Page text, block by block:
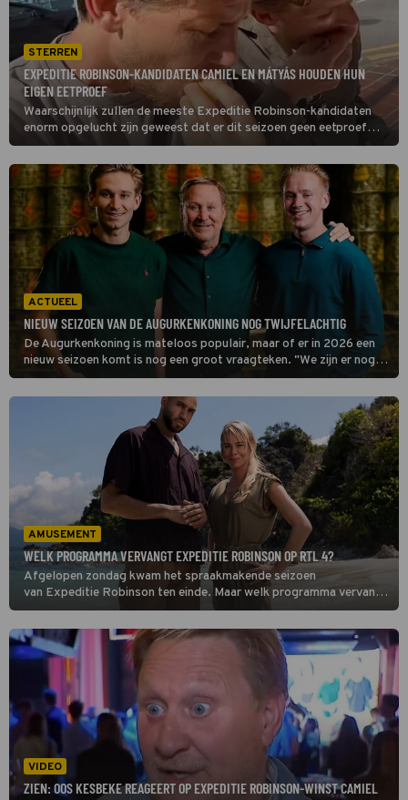
STERREN
EXPEDITIE ROBINSON-KANDIDATEN CAMIEL EN MÁTYÁS HOUDEN HUN
EIGEN EETPROEF
Waarschijnlijk zullen de meeste Expeditie Robinson-kandidaten
enorm opgelucht zijn geweest dat er dit seizoen geen eetproef
tussen zat. Camiel Kesbeke en Mátyás Bittenbinder vonden dit
blijkbaar wel jammer, want ze besloten na afloop van het
programma alsnog hun eigen eetproef te houden.
ACTUEEL
NIEUW SEIZOEN VAN DE AUGURKENKONING NOG TWIJFELACHTIG
De Augurkenkoning is mateloos populair, maar of er in 2026 een
nieuw seizoen komt is nog een groot vraagteken. "We zijn er nog
niet uit", aldus Silvian Kesbeke.
AMUSEMENT
WELK PROGRAMMA VERVANGT EXPEDITIE ROBINSON OP RTL 4?
Afgelopen zondag kwam het spraakmakende seizoen
van Expeditie Robinson ten einde. Maar welk programma vervangt
Expeditie straks op de zondagavond? Wij zochten het voor je uit!
VIDEO
ZIEN: OOS KESBEKE REAGEERT OP EXPEDITIE ROBINSON-WINST CAMIEL